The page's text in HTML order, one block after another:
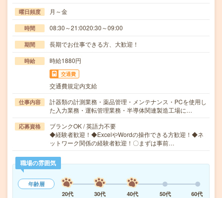
曜日頻度 月～金
時間 08:30～21:0020:30～09:00
期間 長期でお仕事できる方、大歓迎！
時給 時給1880円
交通費
交通費規定内支給
仕事内容
計器類の計測業務・薬品管理・メンテナンス・PCを使用し
た入力業務・運転管理業務・半導体関連製造工場に…
応募資格
ブランクOK / 英語力不要
◆経験者歓迎！◆ExcelやWordの操作できる方歓迎！◆ネ
ットワーク関係の経験者歓迎！〇まずは事前…
職場の雰囲気
年齢層
20代
30代 40代 50代 60代